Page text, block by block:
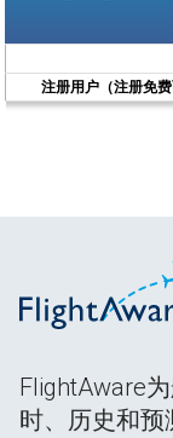
注册用户（注册免
FlightAware
时、历史和预